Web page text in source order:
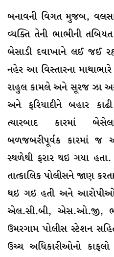
બનાવની વિગત મુજબ,
વ્યક્તિ તેની ભાભીની
બેસાડી દવાખાને લઈ જઈ
નહેર આ વિસ્તારના
રાહુલ કામલે અને સૂરજ ઝા
અને ફરિયાદીને બહાર
ત્યારબાદ કારમાં
બળજબરીપૂર્વક કારમાં જ
સ્થળેથી ફરાર થઇ ગયા હતા.
તાત્કાલિક પોલીસને જાણ
થઇ ગઇ હતી અને
એલ.સી.બી, એસ.ઓ.જી,
ઉમરગામ પોલીસ સ્ટેશન
ઉચ્ચ અધિકારીઓનો